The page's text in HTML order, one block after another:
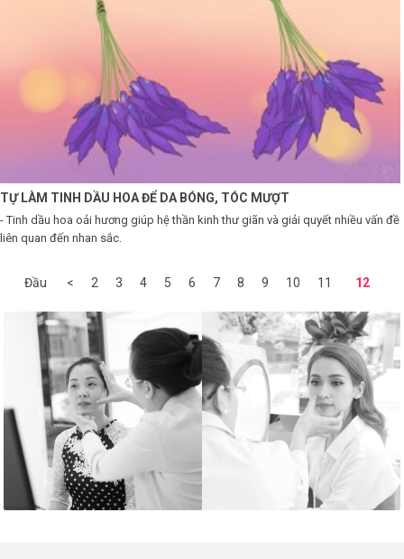
TỰ LÀM TINH DẦU HOA ĐỂ DA BÓNG, TÓC MƯỢT
- Tinh dầu hoa oải hương giúp hệ thần kinh thư giãn và giải quyết nhiều vấn đề
liên quan đến nhan sắc.
Đầu < 2 3 4 5 6 7 8 9 10 11 12
13 14 18 19 20 >